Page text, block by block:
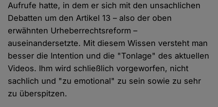
Aufrufe hatte, in dem er sich mit den unsachlichen
Debatten um den Artikel 13 – also der oben
erwähnten Urheberrechtsreform –
auseinandersetzte. Mit diesem Wissen versteht man
besser die Intention und die "Tonlage" des aktuellen
Videos. Ihm wird schließlich vorgeworfen, nicht
sachlich und "zu emotional" zu sein sowie zu sehr
zu überspitzen.